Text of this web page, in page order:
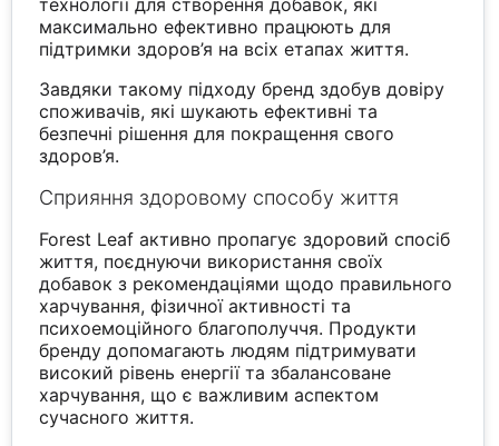
технології для створення добавок, які
максимально ефективно працюють для
підтримки здоров’я на всіх етапах життя.
Завдяки такому підходу бренд здобув довіру
споживачів, які шукають ефективні та
безпечні рішення для покращення свого
здоров’я.
Сприяння здоровому способу життя
Forest Leaf активно пропагує здоровий спосіб
життя, поєднуючи використання своїх
добавок з рекомендаціями щодо правильного
харчування, фізичної активності та
психоемоційного благополуччя. Продукти
бренду допомагають людям підтримувати
високий рівень енергії та збалансоване
харчування, що є важливим аспектом
сучасного життя.